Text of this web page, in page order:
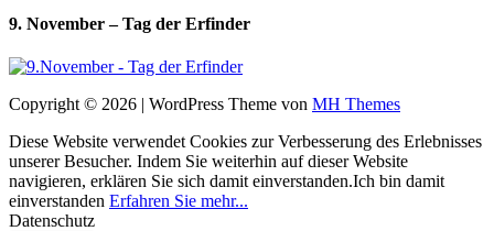
9. November – Tag der Erfinder
Copyright © 2026 | WordPress Theme von MH Themes
Diese Website verwendet Cookies zur Verbesserung des Erlebnisses
unserer Besucher. Indem Sie weiterhin auf dieser Website
navigieren, erklären Sie sich damit einverstanden.Ich bin damit
einverstanden Erfahren Sie mehr...
Datenschutz